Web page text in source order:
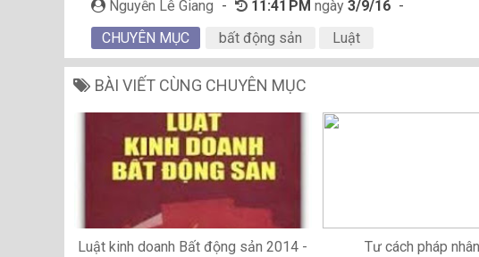
Nguyễn Lê Giang - 11:41 PM ngày 3/9/16 -
CHUYÊN MỤC
bất động sản Luật
BÀI VIẾT CÙNG CHUYÊN MỤC
Luật kinh doanh Bất động sản 2014 -
Tư cách pháp